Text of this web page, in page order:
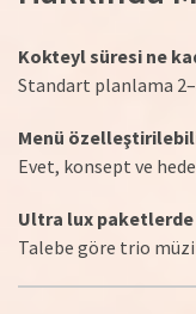
Kokteyl süresi ne
Standart planlama
Menü
Evet, konsept ve
Ultra lux paketlerde
Talebe göre trio